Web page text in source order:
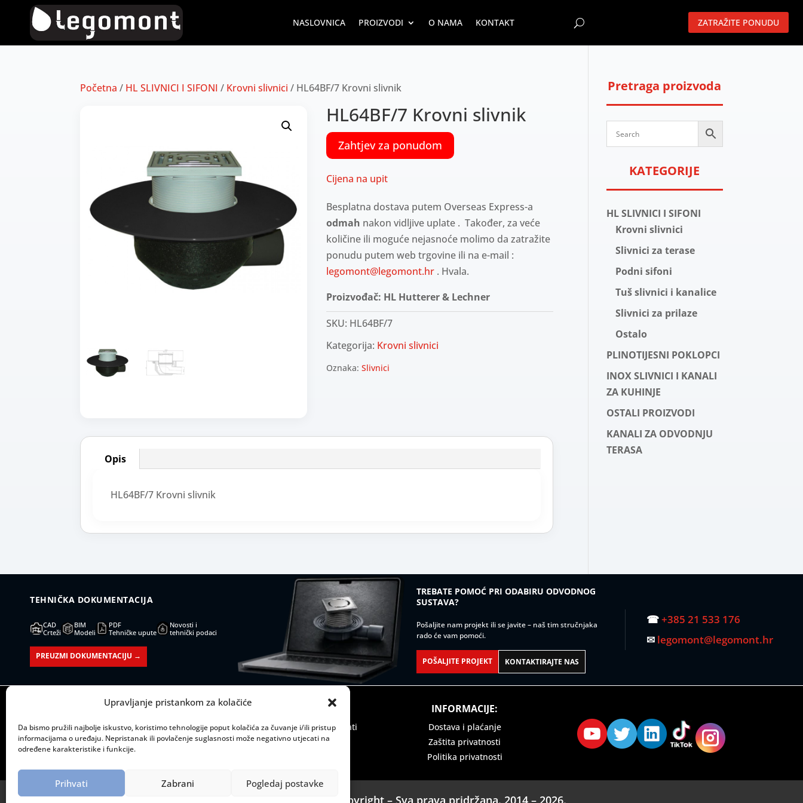
Upravljanje pristankom za kolačiće
Da bismo pružili najbolje iskustvo, koristimo tehnologije poput kolačića za čuvanje i/ili pristup
informacijama o uređaju. Nepristanak ili povlačenje suglasnosti može negativno utjecati na
određene karakteristike i funkcije.
Prihvati Zabrani Pogledaj postavke
NASLOVNICA PROIZVODI O NAMA KONTAKT ZATRAŽITE PONUDU
Početna / HL SLIVNICI I SIFONI / Krovni slivnici / HL64BF/7 Krovni slivnik
HL64BF/7 Krovni slivnik
Zahtjev za ponudom
Cijena na upit
Besplatna dostava putem Overseas Express-a
odmah nakon vidljive uplate . Također, za veće
količine ili moguće nejasnoće molimo da zatražite
ponudu putem web trgovine ili na e-mail :
legomont@legomont.hr . Hvala.
Proizvođač: HL Hutterer & Lechner
SKU: HL64BF/7
Kategorija: Krovni slivnici
Oznaka:Slivnici
Opis
HL64BF/7 Krovni slivnik
Pretraga proizvoda
KATEGORIJE
HL SLIVNICI I SIFONI
Krovni slivnici
Slivnici za terase
Podni sifoni
Tuš slivnici i kanalice
Slivnici za prilaze
Ostalo
PLINOTIJESNI POKLOPCI
INOX SLIVNICI I KANALI
ZA KUHINJE
OSTALI PROIZVODI
KANALI ZA ODVODNJU
TERASA
TEHNIČKA DOKUMENTACIJA
CAD
Crteži
BIM
Modeli
PDF
Tehničke upute
Novosti i
tehnički podaci
PREUZMI DOKUMENTACIJU →
TREBATE POMOĆ PRI ODABIRU ODVODNOG
SUSTAVA?
Pošaljite nam projekt ili se javite – naš tim stručnjaka
rado će vam pomoći.
POŠALJITE PROJEKT KONTAKTIRAJTE NAS
☎+385 21 533 176
✉ legomont@legomont.hr
SJEDIŠTE:
Mažuranićevo šetalište 53
21000 Split
RADNO VRIJEME:
Ponedjeljak – petak: 08:00 do 15:00 sati
INFORMACIJE:
Dostava i plaćanje
Zaštita privatnosti
Politika privatnosti
Legomont © Copyright – Sva prava pridržana. 2014 – 2026.